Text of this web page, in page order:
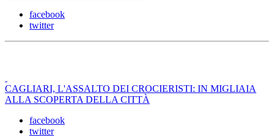
facebook
twitter
CAGLIARI, L'ASSALTO DEI CROCIERISTI: IN MIGLIAIA
ALLA SCOPERTA DELLA CITTÀ
facebook
twitter